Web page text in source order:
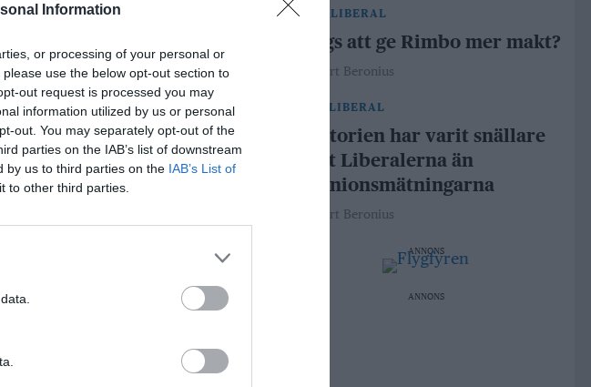
Information
or processing of your personal or
use the below opt-out section to
out request is processed you may
information utilized by us or personal
out. You may separately opt-out of the
parties on the IAB’s list of downstream
by us to third parties on the IAB’s List of
to other third parties.
29 julLIBERAL
Dags att ge Rimbo mer makt?
Robert Beronius
LIBERAL
Historien har varit snällare
mot Liberalerna än
opinionsmätningarna
Robert Beronius
ANNONS
ANNONS